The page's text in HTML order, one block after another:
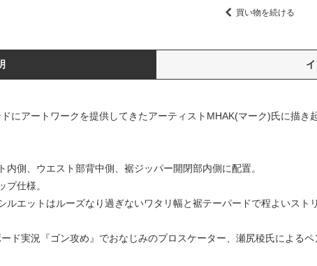
買い物を続ける
にアートワークを提供してきたアーティストMHAK(マーク)氏に描き
側、ウエスト部背中側、裾ジッパー開閉部内側に配置。
仕様。
エットはルーズなり過ぎないワタリ幅と裾テーパードで程よいスト
ド実況『ゴン攻め』でおなじみのプロスケーター、瀬尻稜氏によるペ